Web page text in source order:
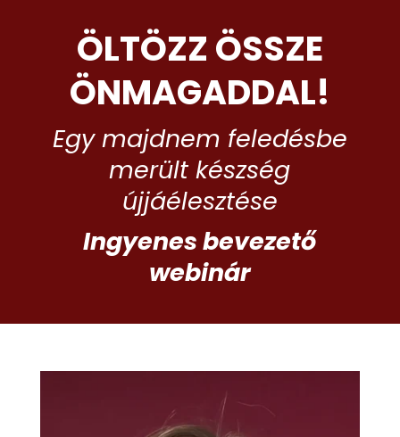
ÖLTÖZZ ÖSSZE
ÖNMAGADDAL!
Egy majdnem feledésbe
merült készség
újjáélesztése
Ingyenes bevezető
webinár